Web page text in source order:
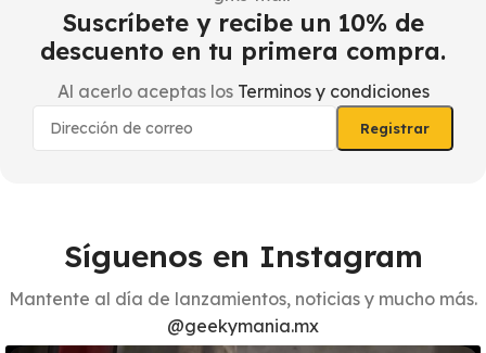
Suscríbete y recibe un 10% de
descuento en tu primera compra.
Al acerlo aceptas los Terminos y condiciones
Síguenos en Instagram
Mantente al día de lanzamientos, noticias y mucho más.
@geekymania.mx